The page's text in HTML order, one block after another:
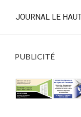
JOURNAL LE
PUBLICITÉ